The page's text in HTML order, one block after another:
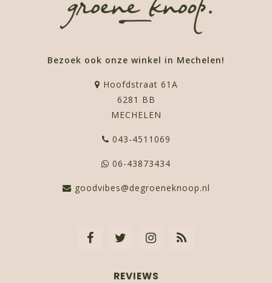
Bezoek ook onze winkel in Mechelen!
Hoofdstraat 61A
6281 BB
MECHELEN
043-4511069
06-43873434
goodvibes@degroeneknoop.nl
REVIEWS